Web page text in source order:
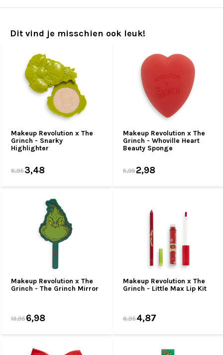
Dit vind je misschien ook leuk!
Makeup Revolution x The
Grinch - Snarky
Highlighter
6,953,48
Makeup Revolution x The
Grinch - Whoville Heart
Beauty Sponge
5,952,98
Makeup Revolution x The
Grinch - The Grinch Mirror
13,956,98
Makeup Revolution x The
Grinch - Little Max Lip Kit
6,954,87